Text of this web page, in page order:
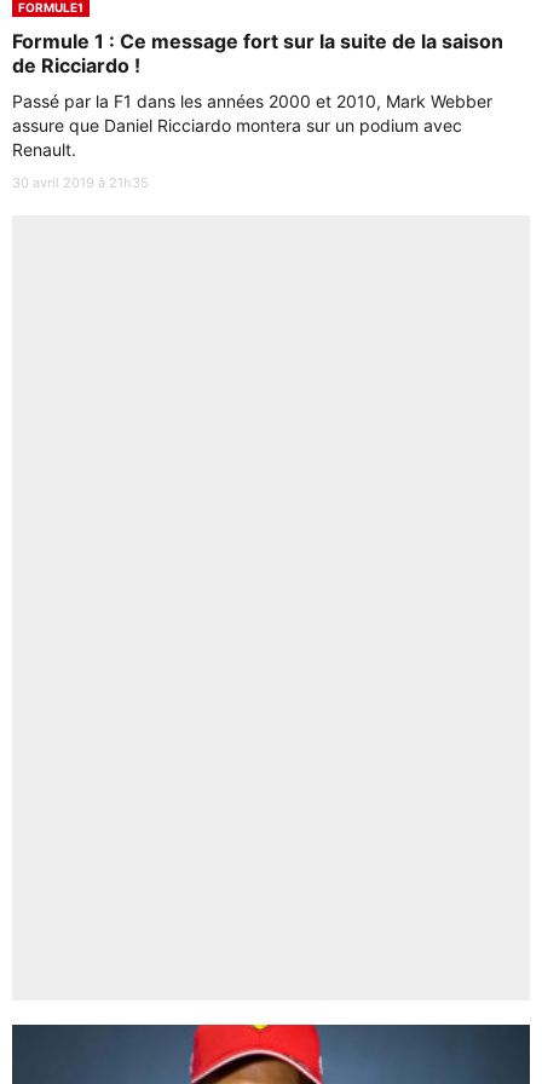
FORMULE1
Formule 1 : Ce message fort sur la suite de la saison
de Ricciardo !
Passé par la F1 dans les années 2000 et 2010, Mark Webber
assure que Daniel Ricciardo montera sur un podium avec
Renault.
30 avril 2019 à 21h35